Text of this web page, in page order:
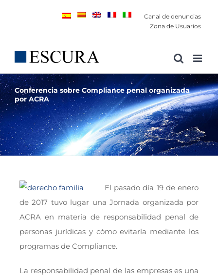
Canal de denuncias
Zona de Usuarios
Conferencia sobre Compliance penal organizada
por ACRA
El pasado día 19 de enero
de 2017 tuvo lugar una Jornada organizada por
ACRA en materia de responsabilidad penal de
personas jurídicas y cómo evitarla mediante los
programas de Compliance.
La responsabilidad penal de las empresas es una